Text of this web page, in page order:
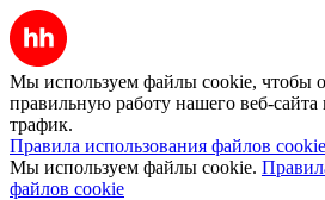
Мы используем файлы cookie, чтобы
правильную работу нашего веб-сайта
трафик.
Правила использования файлов cookie
Мы используем файлы cookie.
файлов cookie